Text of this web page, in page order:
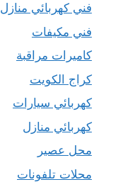
فني كهربائي منازل
فني مكيفات
كاميرات مراقبة
كراج الكويت
كهربائي سيارات
كهربائي منازل
محل عصير
محلات تلفونات